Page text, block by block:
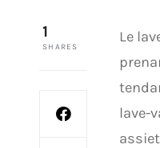
1
SHARES
Le
lave-